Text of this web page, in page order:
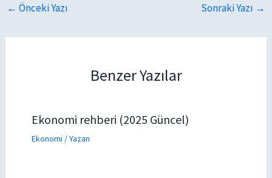
← Önceki Yazı Sonraki Yazı →
Benzer Yazılar
Ekonomi rehberi (2025 Güncel)
Ekonomi / Yazan